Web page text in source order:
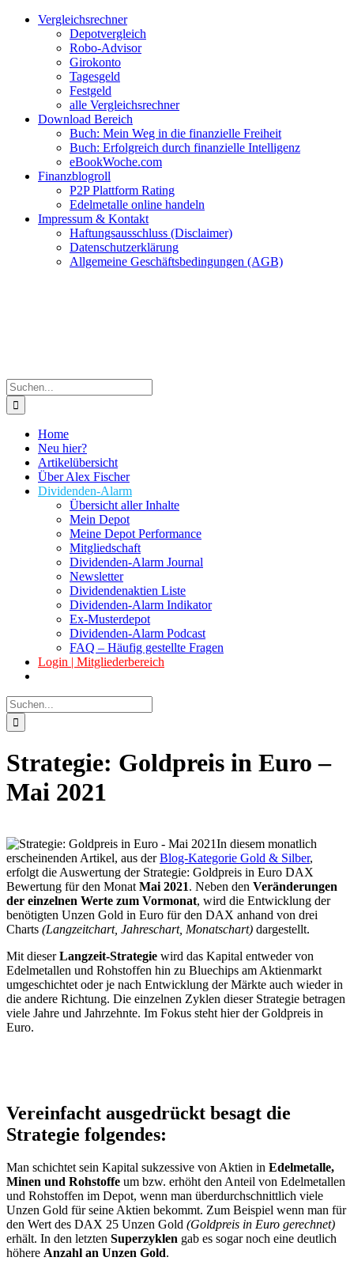
Zum
Facebook
Twitter
Instagram
Pinterest
YouTubeVergleichsrechner
Depotvergleich
Robo-Advisor
Girokonto
Tagesgeld
Festgeld
alle Vergleichsrechner
Download Bereich
Buch: Mein Weg in die finanzielle Freiheit
Buch: Erfolgreich durch finanzielle Intelligenz
eBookWoche.com
Finanzblogroll
P2P Plattform Rating
Edelmetalle online handeln
Impressum & Kontakt
Haftungsausschluss (Disclaimer)
Datenschutzerklärung
Allgemeine Geschäftsbedingungen (AGB)
Suche
nach:
Home
Neu hier?
Artikelübersicht
Über Alex Fischer
Dividenden-Alarm
Übersicht aller Inhalte
Mein Depot
Meine Depot Performance
Mitgliedschaft
Dividenden-Alarm Journal
Newsletter
Dividendenaktien Liste
Dividenden-Alarm Indikator
Ex-Musterdepot
Dividenden-Alarm Podcast
FAQ – Häufig gestellte Fragen
Login | Mitgliederbereich
Suche
nach:
Strategie: Goldpreis in Euro –
Mai 2021
In diesem monatlich
erscheinenden Artikel, aus derBlog-Kategorie Gold & Silber,
erfolgt die Auswertung der Strategie: Goldpreis in Euro DAX
Bewertung für den Monat Mai 2021. Neben den Veränderungen
der einzelnen Werte zum Vormonat, wird die Entwicklung der
benötigten Unzen Gold in Euro für den DAX anhand von drei
Charts (Langzeitchart, Jahreschart, Monatschart) dargestellt.
Mit dieserLangzeit-Strategie wird das Kapital entweder von
Edelmetallen und Rohstoffen hin zu Bluechips am Aktienmarkt
umgeschichtet oder je nach Entwicklung der Märkte auch wieder in
die andere Richtung. Die einzelnen Zyklen dieser Strategie betragen
viele Jahre und Jahrzehnte. Im Fokus steht hier der Goldpreis in
Euro.
Vereinfacht ausgedrückt besagt die
Strategie folgendes:
Man schichtet sein Kapital sukzessive von Aktien in Edelmetalle,
Minen und Rohstoffe um bzw. erhöht den Anteil von Edelmetallen
und Rohstoffen im Depot, wenn man überdurchschnittlich viele
Unzen Gold für seine Aktien bekommt. Zum Beispiel wenn man für
den Wert des DAX 25 Unzen Gold (Goldpreis in Euro gerechnet)
erhält. In den letzten Superzyklen gab es sogar noch eine deutlich
höhere Anzahl an Unzen Gold.